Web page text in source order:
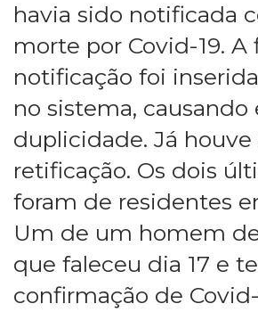
havia sido notificada
morte por Covid-19. A
notificação foi
no sistema, causando
duplicidade. Já houve
retificação. Os dois
foram de residentes
Um de um homem
que faleceu dia 17 e
confirmação de